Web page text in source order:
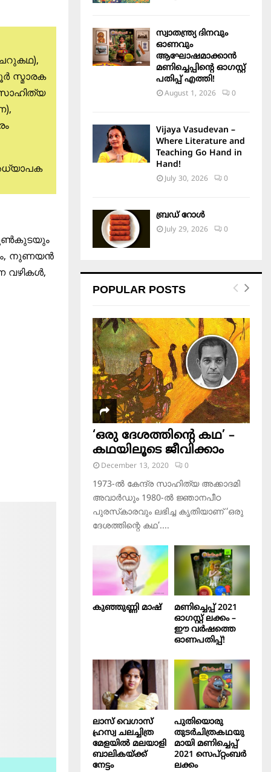
സ്മാരക
കൂൺകുടയും
നുണയൻ
വഴികൾ,
സ്വാതന്ത്ര്യ ദിനവും
ഓണവും
ആഘോഷമാക്കാൻ
മണിച്ചെപ്പിന്റെ ഓഗസ്റ്റ്
പതിപ്പ് എത്തി!
August 1, 2026 0
Vijaya Vasudevan –
Where Literature and
Teaching Go Hand in
Hand!
July 30, 2026 0
ബ്രഡ് റോൾ
July 29, 2026 0
POPULAR POSTS
‘ഒരു ദേശത്തിന്റെ കഥ’ –
കഥയിലൂടെ ജീവിക്കാം
December 13, 2020 0
1973-ല്‍ കേന്ദ്ര സാഹിത്യ അക്കാദമി
അവാര്‍ഡും 1980-ല്‍ ജ്ഞാനപീഠ
പുരസ്‌കാരവും ലഭിച്ച കൃതിയാണ് ‘ഒരു
ദേശത്തിന്റെ കഥ’....
കുഞ്ഞുണ്ണി മാഷ്‌
മണിച്ചെപ്പ് 2021
ഓഗസ്റ്റ് ലക്കം –
ഈ വർഷത്തെ
ഓണപതിപ്പ്!
ലാസ് വെഗാസ്
ഹ്രസ്വ ചലച്ചിത്ര
മേളയിൽ മലയാളി
ബാലികയ്ക്ക്
നേട്ടം
പുതിയൊരു
തുടർചിത്രകഥയു
മായി മണിച്ചെപ്പ്
2021 സെപ്റ്റംബർ
ലക്കം